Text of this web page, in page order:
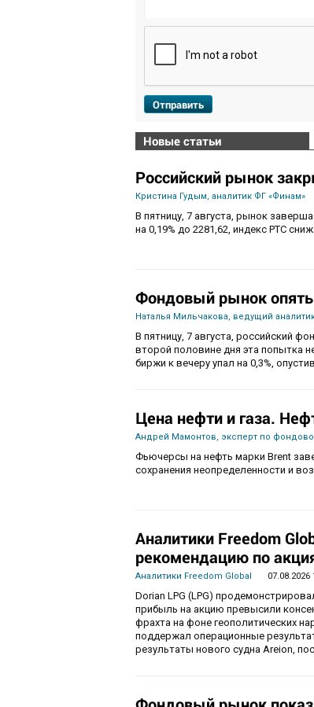
Отправить
Новые статьи
Российский рынок
Кристина Гудым, аналитик ФГ «Финам»
В пятницу, 7 августа, рынок
на 0,19% до 2281,62, индекс РТС
Фондовый рынок
Наталья Мильчакова, ведущий
В пятницу, 7 августа, российский
второй половине дня эта попытка
биржи к вечеру упал на 0,3%,
Цена нефти и газа.
Андрей Мамонтов, эксперт по
Фьючерсы на нефть марки Brent
сохранения неопределенности и
Аналитики Freedom
рекомендацию по
Аналитики Freedom Global 07.08.2026
Dorian LPG (LPG)
прибыль на акцию превысили
фрахта на фоне геополитических
поддержал операционные
результаты нового судна Areion,